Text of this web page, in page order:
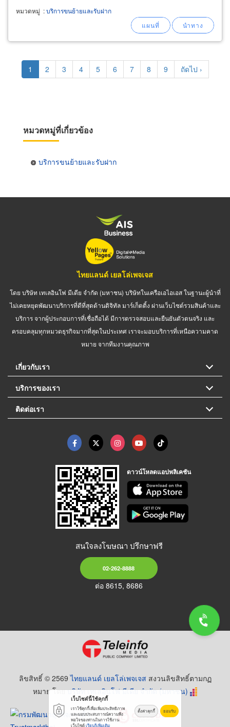
หมวดหมู่ :บริการขนย้ายและรับฝาก
Pagination
Current
page
1 Page
2 Page
3 Page
4 Page
5 Page
6 Page
7 Page
8 Page
9
Next
page
ถัดไป ›
หมวดหมู่ที่เกี่ยวข้อง
บริการขนย้ายและรับฝาก
ไทยแลนด์ เยลโล่เพจเจส
โดย บริษัท เทเลอินโฟ มีเดีย จำกัด (มหาชน) บริษัทในเครือเอไอเอส ในฐานะผู้นำที่
ไม่เคยหยุดพัฒนาบริการที่ดีที่สุดด้านดิจิทัล มาร์เก็ตติ้ง ผ่านเว็บไซต์รวมสินค้าและ
บริการ จากผู้ประกอบการที่เชื่อถือได้ มีการตรวจสอบและยืนยันตัวตนจริง และ
ครอบคลุมทุกหมวดธุรกิจมากที่สุดในประเทศ เราจะมอบบริการที่เหนือความคาด
หมาย จากทีมงานคุณภาพ
เกี่ยวกับเรา
บริการของเรา
ติดต่อเรา
ดาวน์โหลดแอปพลิเคชัน
สนใจลงโฆษณา ปรึกษาฟรี
02-262-8888
ต่อ 8615, 8686
ลิขสิทธิ์ © 2569ไทยแลนด์ เยลโล่เพจเจส สงวนลิขสิทธิ์ตามกฏ
หมาย โดยบริษัท เทเลอินโฟ มีเดีย จำกัด (มหาชน)
เว็บไซต์นี้ใช้คุกกี้
เราใช้คุกกี้เพื่อเพิ่มประสิทธิภาพ
และมอบประสบการณ์ความพึง
พอใจของท่านในการใช้งาน
เว็บไซต์เรียนรู้เพิ่มเติม
ตั้งค่าคุกกี้ ยอมรับ